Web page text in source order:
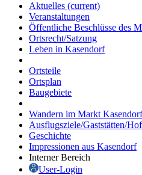
Aktuelles (current)
Veranstaltungen
Öffentliche Beschlüsse des
Ortsrecht/Satzung
Leben in Kasendorf
Ortsteile
Ortsplan
Baugebiete
Wandern im Markt
Ausflugsziele/Gaststätten/
Geschichte
Impressionen aus Kasendorf
Interner Bereich
User-Login